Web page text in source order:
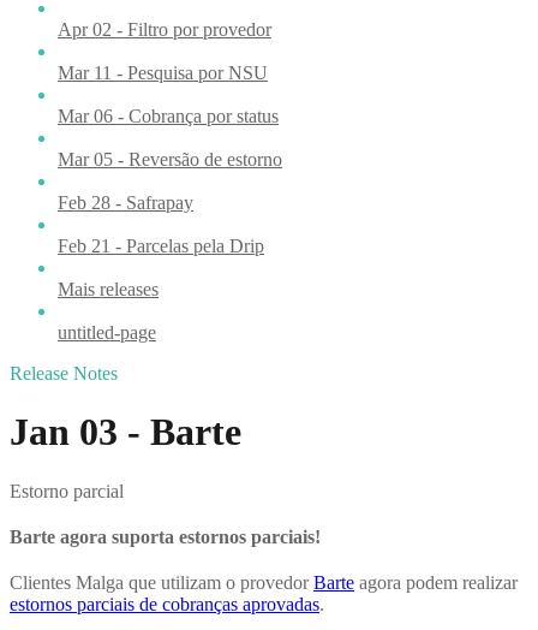
Apr 02 - Filtro por provedor
Mar 11 - Pesquisa por NSU
Mar 06 - Cobrança por status
Mar 05 - Reversão de estorno
Feb 28 - Safrapay
Feb 21 - Parcelas pela Drip
Mais releases
untitled-page
Release Notes
Jan 03 - Barte
Estorno parcial
Barte agora suporta estornos parciais!
Clientes Malga que utilizam o provedorBarte agora podem realizar
estornos parciais de cobranças aprovadas.